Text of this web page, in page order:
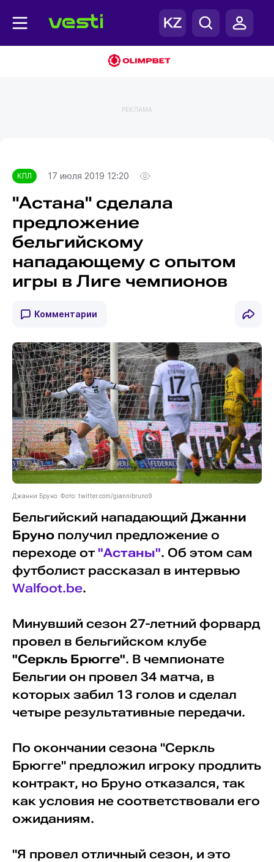
РЕКЛАМА
КПЛ 17 июля 2019 12:20
"Астана" сделала
предложение
бельгийскому
нападающему с опытом
игры в Лиге чемпионов
Комментарии
Джанни Бруно. Фото: twitter.com/giannibruno9
Бельгийский нападающий Джанни
Брунополучил предложение о
переходе от "Астаны". Об этом сам
футболист рассказал в интервью
Walfoot.be.
Минувший сезон 27-летний форвард
провел в бельгийском клубе
"Серкль Брюгге". В чемпионате
Бельгии он провел 34 матча, в
которых забил 13 голов и сделал
четыре результативные передачи.
По окончании сезона "Серкль
Брюгге" предложил игроку продлить
контракт, но Бруно отказался, так
как условия не соответствовали его
ожиданиям.
"Я провел отличный сезон, и это